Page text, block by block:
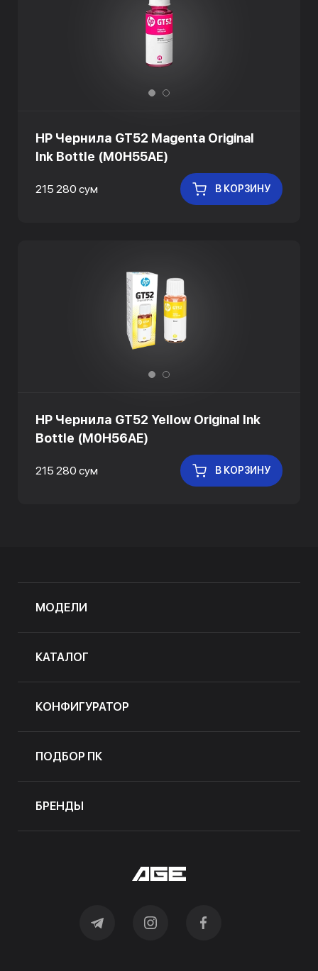
HP Чернила GT52 Magenta Original
Ink Bottle (M0H55AE)
215 280 сум В КОРЗИНУ
HP Чернила GT52 Yellow Original Ink
Bottle (M0H56AE)
215 280 сум В КОРЗИНУ
МОДЕЛИ
КАТАЛОГ
КОНФИГУРАТОР
ПОДБОР ПК
БРЕНДЫ